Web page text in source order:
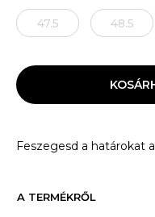
47.5 48.5
Feszegesd a határokat
A TERMÉKRŐL